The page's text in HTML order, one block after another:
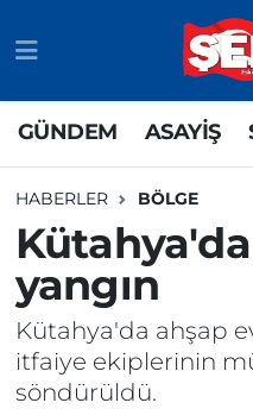
GÜNDEM ASAYİŞ
HABERLER BÖLGE
yangın
Kütahya'da ahşap
itfaiye ekiplerinin
söndürüldü.
SPOR
EKONOMİ
SİYASET
RESMİ İLAN
SİYASET
SPOR
EKONOMİ
EĞİTİM
Odunpazarı
Odunpazarı Hava
Odunpazarı
TFF 3.Lig 4.Grup
Tüm Manşetler
Son Dakika